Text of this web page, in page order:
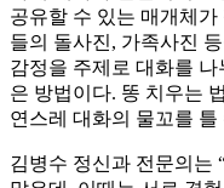
공유할 수 있는 매개체
들의 돌사진, 가족사진
감정을 주제로 대화를
은 방법이다. 똥 치우는
연스레 대화의 물꼬를 틀
김병수 정신과 전문의는